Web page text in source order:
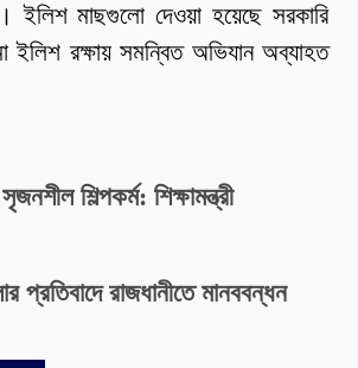
ইলিশ মাছগুলো দেওয়া হয়েছে সরকারি
ইলিশ রক্ষায় সমন্বিত অভিযান অব্যাহত
শিল্পকর্ম: শিক্ষামন্ত্রী
প্রতিবাদে রাজধানীতে মানববন্ধন